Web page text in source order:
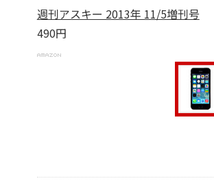
週刊アスキー 2013年 11/5増刊号
490円